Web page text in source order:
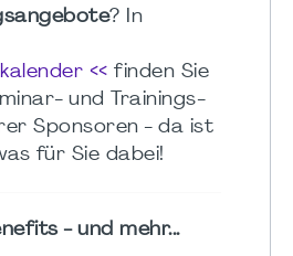
? In
<< finden Sie
und Trainings-
Sponsoren - da ist
für Sie dabei!
- und mehr...